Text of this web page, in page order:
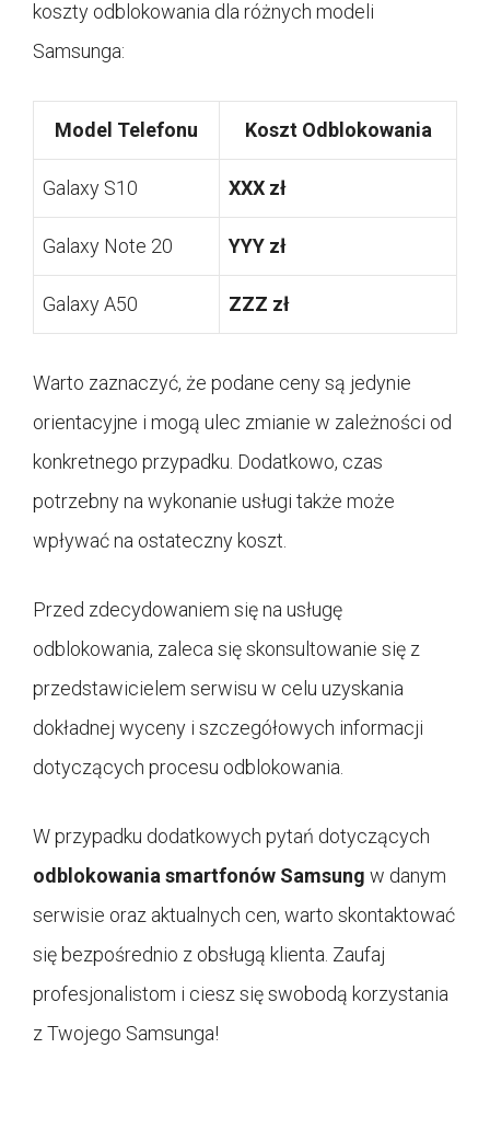
koszty odblokowania dla różnych modeli
Samsunga:
Model Telefonu Koszt Odblokowania
Galaxy S10 XXX zł
Galaxy Note 20 YYY zł
Galaxy A50 ZZZ zł
Warto zaznaczyć, że podane ceny są jedynie
orientacyjne i mogą ulec zmianie w zależności od
konkretnego przypadku. Dodatkowo, czas
potrzebny na wykonanie usługi także może
wpływać na ostateczny koszt.
Przed zdecydowaniem się na usługę
odblokowania, zaleca się skonsultowanie się z
przedstawicielem serwisu w celu uzyskania
dokładnej wyceny i szczegółowych informacji
dotyczących procesu odblokowania.
W przypadku dodatkowych pytań dotyczących
odblokowania smartfonów Samsung w danym
serwisie oraz aktualnych cen, warto skontaktować
się bezpośrednio z obsługą klienta. Zaufaj
profesjonalistom i ciesz się swobodą korzystania
z Twojego Samsunga!